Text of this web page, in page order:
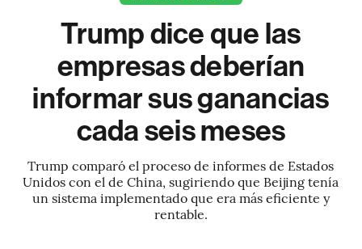
Trump dice que las
empresas deberían
informar sus ganancias
cada seis meses
Trump comparó el proceso de informes de Estados
Unidos con el de China, sugiriendo que Beijing tenía
un sistema implementado que era más eficiente y
rentable.